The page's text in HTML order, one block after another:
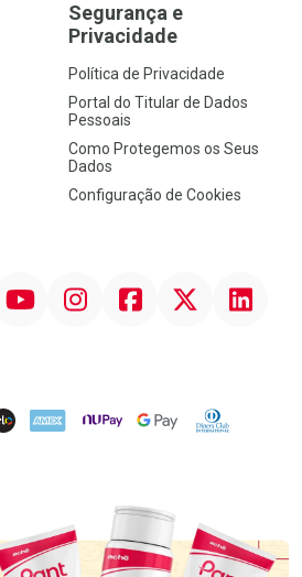
Segurança e
Privacidade
Política de Privacidade
Portal do Titular de Dados
Pessoais
Como Protegemos os Seus
Dados
Configuração de Cookies
InstagramFacebookTwitter Linkedin
AMEX NuPay Google PayDiners Club